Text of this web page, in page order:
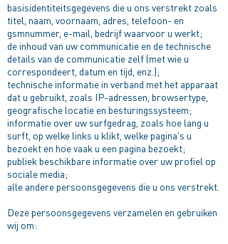
basisidentiteitsgegevens die u ons verstrekt zoals
titel, naam, voornaam, adres, telefoon- en
gsmnummer, e-mail, bedrijf waarvoor u werkt;
de inhoud van uw communicatie en de technische
details van de communicatie zelf (met wie u
correspondeert, datum en tijd, enz.);
technische informatie in verband met het apparaat
dat u gebruikt, zoals IP-adressen, browsertype,
geografische locatie en besturingssysteem;
informatie over uw surfgedrag, zoals hoe lang u
surft, op welke links u klikt, welke pagina's u
bezoekt en hoe vaak u een pagina bezoekt;
publiek beschikbare informatie over uw profiel op
sociale media;
alle andere persoonsgegevens die u ons verstrekt.
Deze persoonsgegevens verzamelen en gebruiken
wij om: